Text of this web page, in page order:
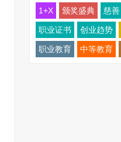
1+X 颁奖盛典 慈善
职业证书 创业趋势
职业教育 中等教育